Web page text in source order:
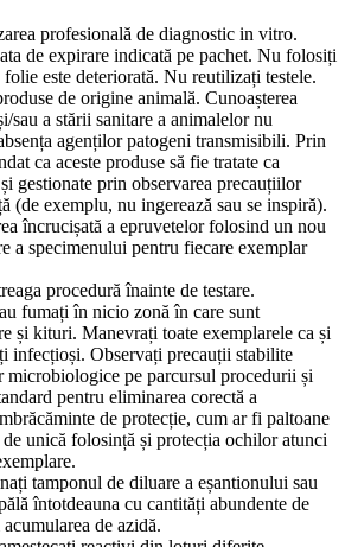
profesională de diagnostic in vitro.
de expirare indicată pe pachet. Nu folosiți
este deteriorată. Nu reutilizați testele.
de origine animală. Cunoașterea
sau a stării sanitare a animalelor nu
agenților patogeni transmisibili. Prin
ca aceste produse să fie tratate ca
gestionate prin observarea precauțiilor
(de exemplu, nu ingerează sau se inspiră).
încrucișată a epruvetelor folosind un nou
a specimenului pentru fiecare exemplar
procedură înainte de testare.
fumați în nicio zonă în care sunt
și kituri. Manevrați toate exemplarele ca și
infecțioși. Observați precauții stabilite
pe parcursul procedurii și
pentru eliminarea corectă a
de protecție, cum ar fi paltoane
unică folosință și protecția ochilor atunci
tamponul de diluare a eșantionului sau
întotdeauna cu cantități abundente de
de azidă.